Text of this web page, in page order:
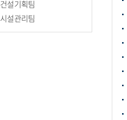
건설기획팀
시설관리팀